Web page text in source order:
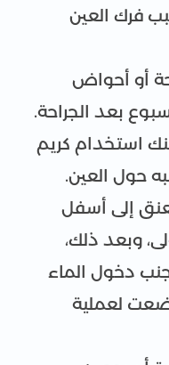
فرك العين
أو أحواض
بعد الجراحة.
استخدام كريم
حول العين.
إلى أسفل
وبعد ذلك،
دخول الماء
لعملية